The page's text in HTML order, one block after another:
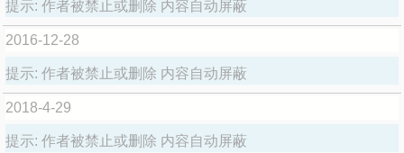
提示: 作者被禁止或删除 内容自动屏蔽
2016-12-28
提示: 作者被禁止或删除 内容自动屏蔽
2018-4-29
提示: 作者被禁止或删除 内容自动屏蔽